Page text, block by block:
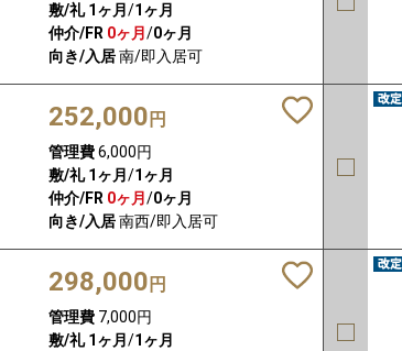
敷/礼 1ヶ月 /1ヶ月
仲介/FR 0ヶ月 /0ヶ月
向き/入居南/即入居可
252,000 円
管理費6,000円
敷/礼 1ヶ月 /1ヶ月
仲介/FR 0ヶ月 /0ヶ月
向き/入居南西/即入居可
298,000 円
管理費7,000円
敷/礼 1ヶ月 /1ヶ月